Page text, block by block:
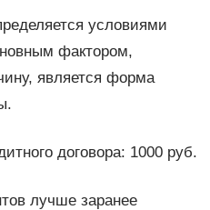
условиями
фактором,
является форма
договора: 1000 руб.
лучше заранее